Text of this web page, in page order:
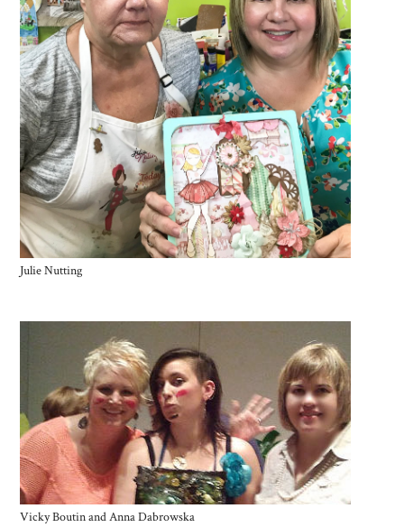
Julie Nutting
Vicky Boutin and Anna Dabrowska